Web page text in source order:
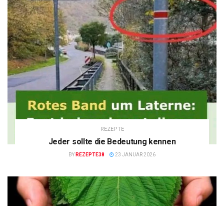
REZEPTE
Jeder sollte die Bedeutung kennen
BY REZEPTE38 23 JANUAR 2026